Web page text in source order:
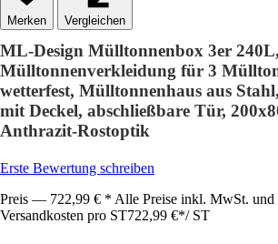
Vergleichen
ML-Design Mülltonnenbox 3er 240L,
Mülltonnenverkleidung für 3
wetterfest, Mülltonnenhaus aus
mit Deckel, abschließbare Tür,
Anthrazit-Rostoptik
Erste Bewertung schreiben
Preis — 722,99 € * Alle Preise inkl. MwSt. und
Versandkosten pro ST722,99 €*/ ST